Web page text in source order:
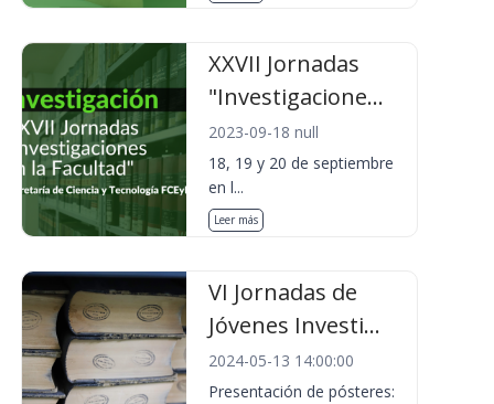
XXVII Jornadas
"Investigacione...
2023-09-18 null
18, 19 y 20 de septiembre
en l...
Leer más
VI Jornadas de
Jóvenes Investi...
2024-05-13 14:00:00
Presentación de pósteres: